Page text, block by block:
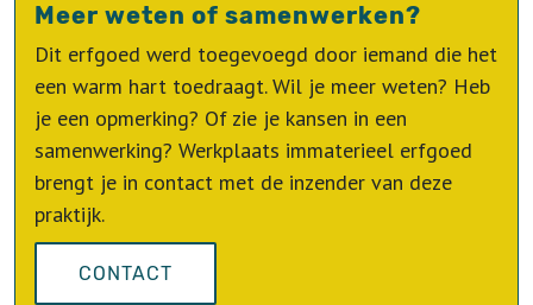
Meer weten of samenwerken?
Dit erfgoed werd toegevoegd door iemand die het
een warm hart toedraagt. Wil je meer weten? Heb
je een opmerking? Of zie je kansen in een
samenwerking? Werkplaats immaterieel erfgoed
brengt je in contact met de inzender van deze
praktijk.
CONTACT